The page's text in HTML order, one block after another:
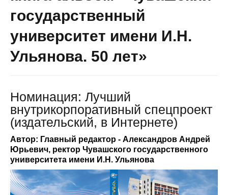
государственный
университет имени И.Н.
Ульянова. 50 лет»
Номинация: Лучший
внутрикорпоративный спецпроект
(издательский, в Интернете)
Автор: Главный редактор - Александров Андрей
Юрьевич, ректор Чувашского государственного
университета имени И.Н. Ульянова